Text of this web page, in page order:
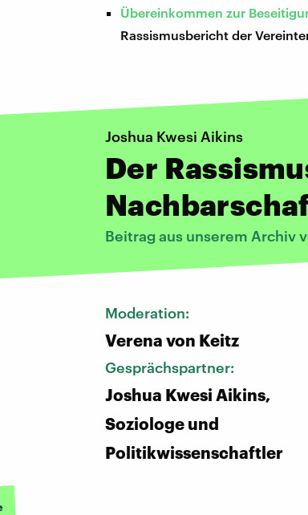
Übereinkommen zur
Rassismusbericht der
Joshua Kwesi Aikins
Der
Beitrag aus unserem Archiv
Moderation:
Verena von Keitz
Gesprächspartner:
Joshua Kwesi Aikins,
Soziologe und
Politikwissenschaftler